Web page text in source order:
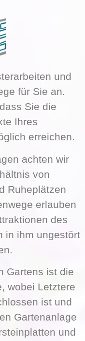
und
für Sie an.
Sie die
Ihres
erreichen.
achten wir
von
Ruheplätzen
erlauben
des
in ihm ungestört
Gartens ist die
wobei Letztere
ist und
Gartenanlage
und